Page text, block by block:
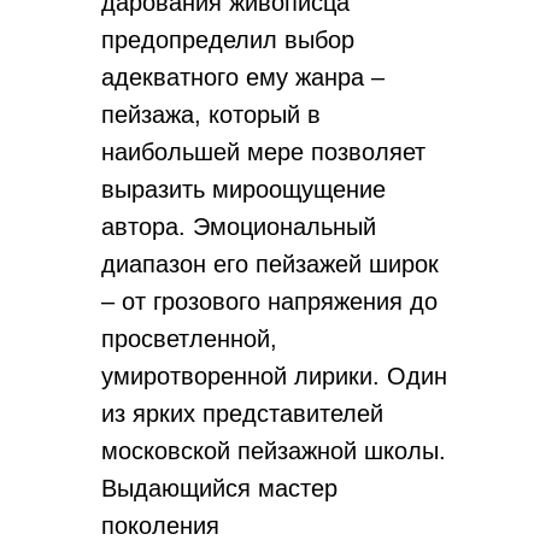
предопределил выбор
адекватного ему жанра –
пейзажа, который в
наибольшей мере позволяет
выразить мироощущение
автора. Эмоциональный
диапазон его пейзажей широк
– от грозового напряжения до
просветленной,
умиротворенной лирики. Один
из ярких представи­телей
московской пейзажной школы.
Выдающийся мастер
поколения